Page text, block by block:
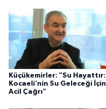
Küçükemirler: "Su Hayattır:
Kocaeli’nin Su Geleceği İçin
Acil Çağrı"